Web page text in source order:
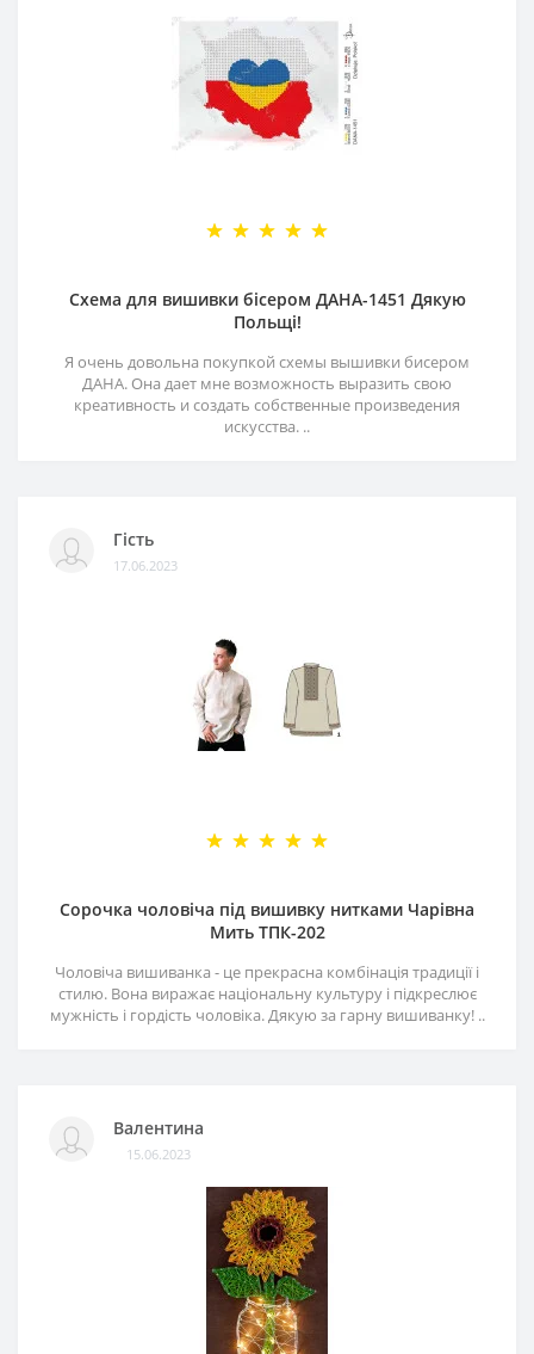
Схема для вишивки бісером ДАНА-1451 Дякую
Польщі!
Я очень довольна покупкой схемы вышивки бисером
ДАНА. Она дает мне возможность выразить свою
креативность и создать собственные произведения
искусства. ..
Гість
17.06.2023
Сорочка чоловіча під вишивку нитками Чарівна
Мить ТПК-202
Чоловіча вишиванка - це прекрасна комбінація традиції і
стилю. Вона виражає національну культуру і підкреслює
мужність і гордість чоловіка. Дякую за гарну вишиванку! ..
Валентина
15.06.2023